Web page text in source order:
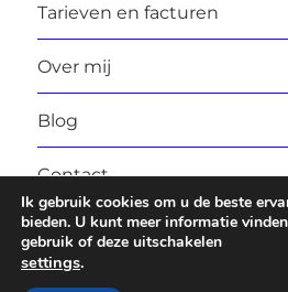
Tarieven en facturen
Over mij
Blog
Contact
Laura Daggers Privacybeleid
WordPress
Ik gebruik cookies om u de beste
bieden. U kunt meer informatie
gebruik of deze uitschakelen
settings.